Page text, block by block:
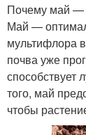
Почему май —
Май —
мультифлора
почва уже
способствует
того, май
чтобы